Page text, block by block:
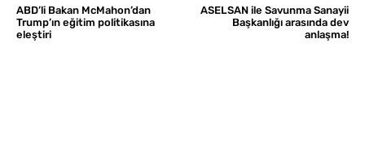
ABD’li Bakan McMahon’dan
Trump’ın eğitim politikasına
eleştiri
ASELSAN ile Savunma Sanayii
Başkanlığı arasında dev
anlaşma!